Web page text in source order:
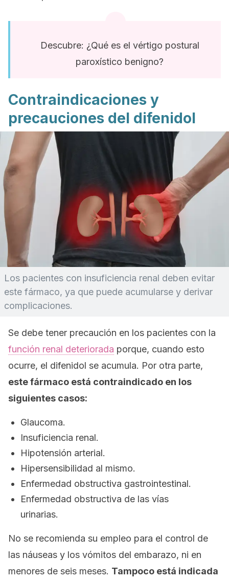
Descubre: ¿Qué es el vértigo postural
paroxístico benigno?
Contraindicaciones y
precauciones del difenidol
Los pacientes con insuficiencia renal deben evitar
este fármaco, ya que puede acumularse y derivar
complicaciones.
Se debe tener precaución en los pacientes con la
función renal deteriorada porque, cuando esto
ocurre, el difenidol se acumula. Por otra parte,
este fármaco está contraindicado en los
siguientes casos:
Glaucoma.
Insuficiencia renal.
Hipotensión arterial.
Hipersensibilidad al mismo.
Enfermedad obstructiva gastrointestinal.
Enfermedad obstructiva de las vías
urinarias.
No se recomienda su empleo para el control de
las náuseas y los vómitos del embarazo, ni en
menores de seis meses. Tampoco está indicada